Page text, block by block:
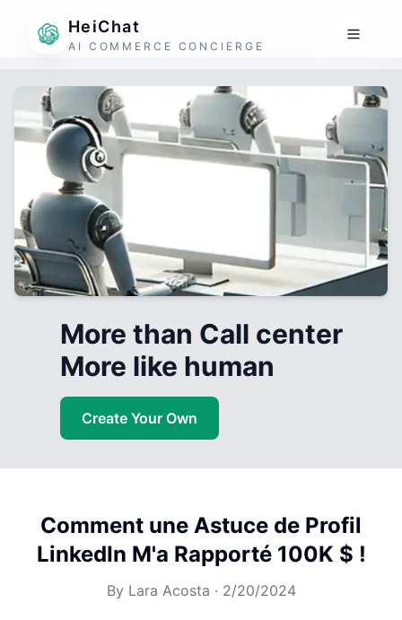
HeiChat
AI COMMERCE CONCIERGE
More than Call center
More like human
Create Your Own
Comment une Astuce de Profil
LinkedIn M'a Rapporté 100K $ !
By Lara Acosta · 2/20/2024